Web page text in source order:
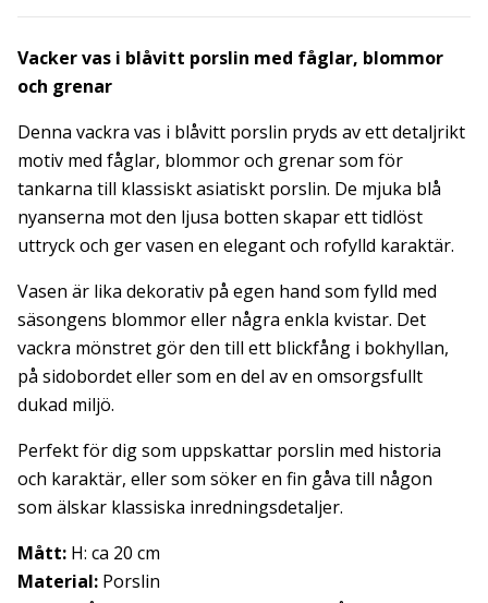
Vacker vas i blåvitt porslin med fåglar, blommor
och grenar
Denna vackra vas i blåvitt porslin pryds av ett detaljrikt
motiv med fåglar, blommor och grenar som för
tankarna till klassiskt asiatiskt porslin. De mjuka blå
nyanserna mot den ljusa botten skapar ett tidlöst
uttryck och ger vasen en elegant och rofylld karaktär.
Vasen är lika dekorativ på egen hand som fylld med
säsongens blommor eller några enkla kvistar. Det
vackra mönstret gör den till ett blickfång i bokhyllan,
på sidobordet eller som en del av en omsorgsfullt
dukad miljö.
Perfekt för dig som uppskattar porslin med historia
och karaktär, eller som söker en fin gåva till någon
som älskar klassiska inredningsdetaljer.
Mått: H: ca 20 cm
Material: Porslin